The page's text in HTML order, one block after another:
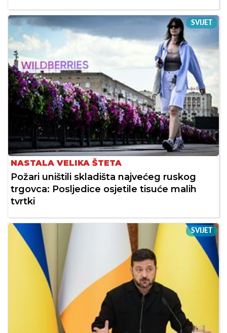
SVIJET
NASTALA VELIKA ŠTETA
Požari uništili skladišta najvećeg ruskog
trgovca: Posljedice osjetile tisuće malih
tvrtki
SVIJET